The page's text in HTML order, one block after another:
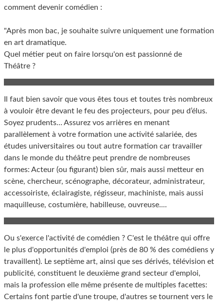
comment devenir comédien :
"Après mon bac, je souhaite suivre uniquement une formation
en art dramatique.
Quel métier peut on faire lorsqu'on est passionné de
Théâtre ?
Il faut bien savoir que vous êtes tous et toutes très nombreux
à vouloir être devant le feu des projecteurs, pour peu d’élus.
Soyez prudents… Assurez vos arrières en menant
parallèlement à votre formation une activité salariée, des
études universitaires ou tout autre formation car travailler
dans le monde du théâtre peut prendre de nombreuses
formes: Acteur (ou figurant) bien sûr, mais aussi metteur en
scène, chercheur, scénographe, décorateur, administrateur,
accessoiriste, éclairagiste, régisseur, machiniste, mais aussi
maquilleuse, costumière, habilleuse, ouvreuse....
Ou s'exerce l'activité de comédien ? C'est le théâtre qui offre
le plus d'opportunités d'emploi (près de 80 % des comédiens y
travaillent). Le septième art, ainsi que ses dérivés, télévision et
publicité, constituent le deuxième grand secteur d'emploi,
mais la profession elle même présente de multiples facettes:
Certains font partie d'une troupe, d'autres se tournent vers le